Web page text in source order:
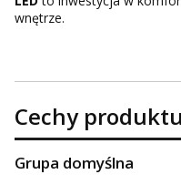
wnętrze.
Cechy produktu
Grupa domyślna